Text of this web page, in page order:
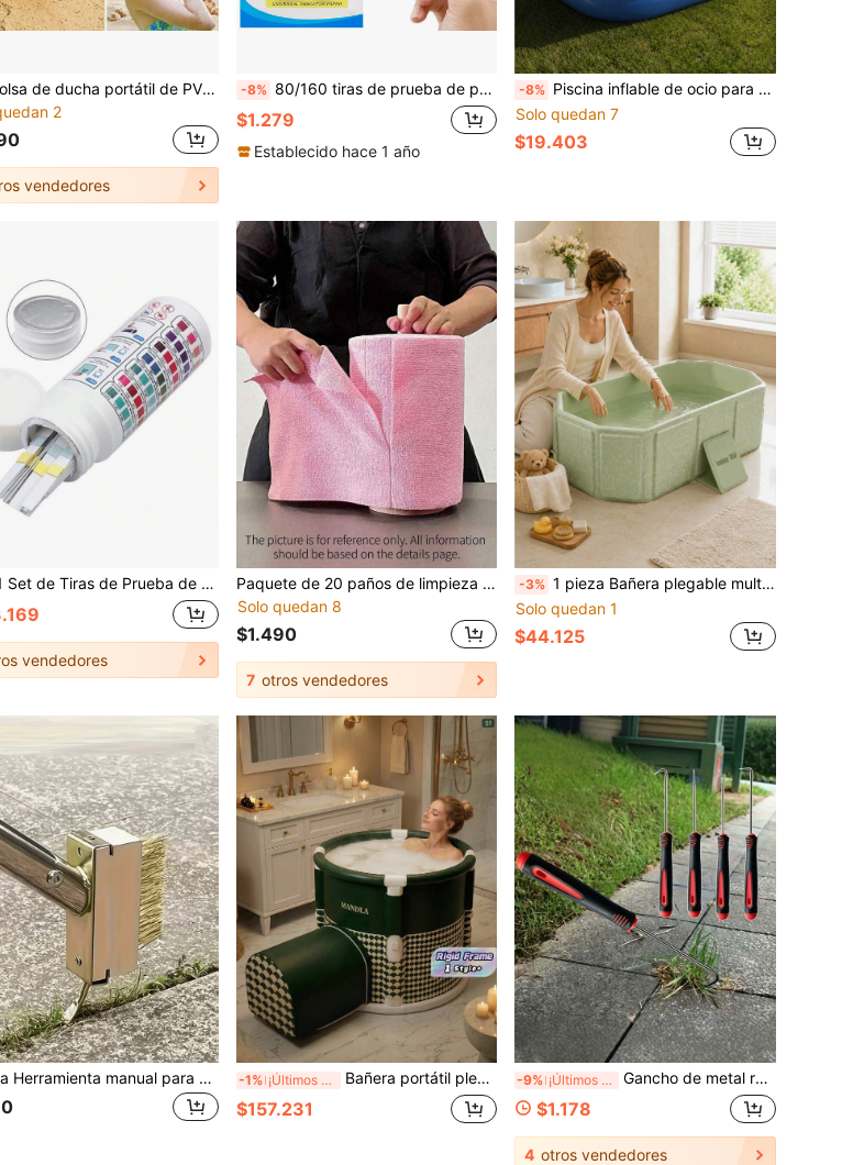
20L Bolsa de ducha portátil de PVC, esencial de playa, accesorio de deportes acuáticos de verano, anti-arena, para ducha de playa, camping - Ducha de camping plegable con manguera suave roja y interruptor de encendido/apagado, duradera y ligera, adecuada para senderismo, viajes y aventuras al aire libre
2
vendedores
-8% 80/160 tiras de prueba de pH universales - Tiras de prueba de pH a base de papel Millin - Adecuadas para agua, vino y suelo
$1.279
Establecido hace 1 año
-8% Piscina inflable de ocio para adultos grande 71*47*26 pulgadas profunda rectangular piscina de agua inflable espaciosa para 2 personas portátil para patio trasero con bomba de pie fácil de instalar plegable almacenamiento adecuado para patio jardín enfriamiento de verano relajación al aire libre juego de agua familiar
Solo quedan 7
$19.403
Calidad del Agua Multifunción 7 en 1, Detección Rápida de una Sola Vez de Cloro Total, Cloro Libre, Bromo, pH, Alcalinidad Total, Ácido Cianúrico, Dureza Total Siete Indicadores Principales, Adecuado para Piscina Doméstica, SPA de Aguas Termales, Bañera. Operación Sencilla, Sumergir en Muestra de Agua por 1 Segundo y Retirar, Esperar un Momento para Comparar con la Tabla de Colores para Leer, Reacción Clara, Diferencia de Color Distintiva, Resultados de Detección Estables y Confiables, Control Preciso del Equilibrio de Calidad del Agua, Evitar Agua de Piscina Turbia, Herramienta Esencial para el Mantenimiento Diario de Piscina Doméstica, Piscina de Juegos de Agua al Aire Libre, Tanque de Aguas Termales
vendedores
Paquete de 20 paños de limpieza de microfibra de 7.9*7.9 pulgadas, toallitas reutilizables absorbentes de agua con agujeros para colgar, sin rayaduras y lavables, versátiles para cocina, oficina, coche, espejo, platos, polvo y derrames de líquidos, accesorios de limpieza del hogar económicos
Solo quedan 8
$1.490
7 otros vendedores
-3% 1 pieza Bañera plegable multifunción, bañera portátil para remojo y ducha, bañera compacta que ahorra espacio para interiores/exteriores, fácil de almacenar y transportar, adecuada para viajes, jardín y baño de mascotas, todas las estaciones
Solo quedan 1
$44.125
1 pieza Herramienta manual para deshierbar, herramienta de deshierbe de mango largo para grietas, cepillo de alambre de acero para jardinería del hogar, herramienta de limpieza y mantenimiento de césped y jardín, cepillo de deshierbe de mango largo multifunción para jardín, limpiador de musgo del suelo, cepillo de deshierbe para grietas de ladrillo, cepillo de limpieza de grietas para deshierbar, removedor de musgo de mango largo para el hogar, herramienta práctica para limpiar malezas en césped, jardín, grietas de ladrillo y piedra, cepillo de alambre de acero de mango largo, elimina eficazmente malezas, piedras y musgo. -1% ¡Últimos 3 días Bañera portátil plegable para espacios pequeños, tina de inmersión independiente, sin olor, fácil de guardar, regalo de viaje y vacaciones, artículo esencial de baño para hogar y apartamento
$157.231
-9% ¡Últimos 3 días Gancho de metal resistente para deshierbar y cultivar, gancho de metal reforzado para deshierbar y aflojar el suelo, herramienta auxiliar de jardinería, suministros de jardinería, herramientas de jardinería, suministros de limpieza de jardín al aire libre, herramienta de jardinería multifuncional, rastrillo manual para deshierbar, deshierbador de acero de manganeso duradero, herramienta manual multifuncional para deshierbar el jardín, mano de metal resistente, herramienta multifuncional para deshierbar grietas y eliminar musgo de piedras y ladrillos, perfecta para deshierbar, limpiar el suelo, limpiar juntas de pavimentación, deshierbar y herramientas de jardinería, gancho de metal resistente
$1.178
4 otros vendedores